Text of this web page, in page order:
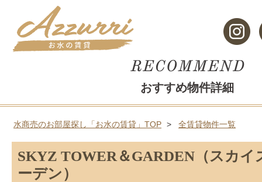
おすすめ物件詳細
水商売のお部屋探し「お水の賃貸」TOP 全賃貸物件一覧
SKYZ TOWER＆GARDEN（スカイ
ーデン）